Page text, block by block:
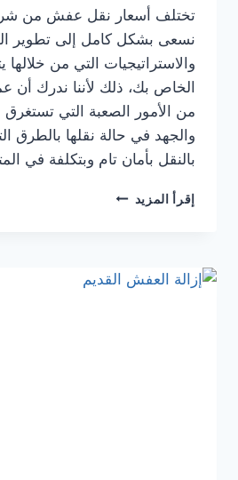
تختلف أسعار نقل عفش من
نسعى بشكل كامل إلى تطوير
والاستراتيجيات التي من خلالها
الخاص بك، ذلك لأننا ندرك أن
من الأمور الصعبة التي تستغرق
والجهد في حالة نقلها بالطرق
بالنقل بأمان تام وبتكلفة في
إقرأ المزيد